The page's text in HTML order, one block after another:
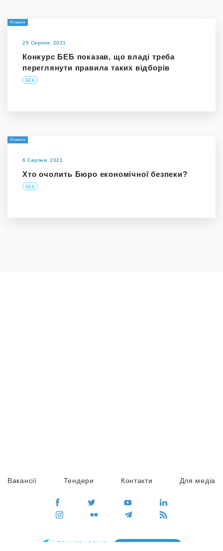
Новина
25 Серпня, 2021
Конкурс БЕБ показав, що владі треба
переглянути правила таких відборів
БЕБ
Новина
6 Серпня, 2021
Хто очолить Бюро економічної безпеки?
БЕБ
Вакансії Тендери Контакти Для медіа